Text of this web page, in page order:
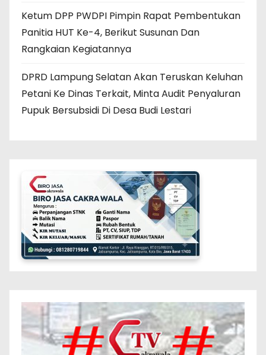
Ketum DPP PWDPI Pimpin Rapat Pembentukan
Panitia HUT Ke-4, Berikut Susunan Dan
Rangkaian Kegiatannya
DPRD Lampung Selatan Akan Teruskan Keluhan
Petani Ke Dinas Terkait, Minta Audit Penyaluran
Pupuk Bersubsidi Di Desa Budi Lestari